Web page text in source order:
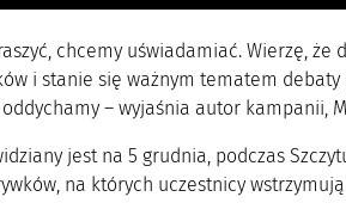
chcemy uświadamiać. Wierzę,
i stanie się ważnym tematem
– wyjaśnia autor kampanii,
jest na 5 grudnia, podczas
na których uczestnicy